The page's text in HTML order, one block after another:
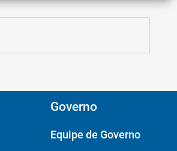
Governo
Equipe de Governo